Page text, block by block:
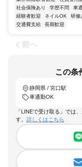
社会保険あり
学歴不問 車
経験者歓迎
ネイルOK 研修
交通費支給
長期歓迎
前へ
この条
静岡県 / 宮口駅
車通勤OK
「LINEで受け取る」では
す。 詳しくはこちら